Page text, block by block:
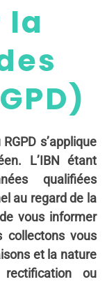
la
s’applique
L’IBN étant
qualifiées
au regard de la
vous informer
collectons vous
et la nature
ou